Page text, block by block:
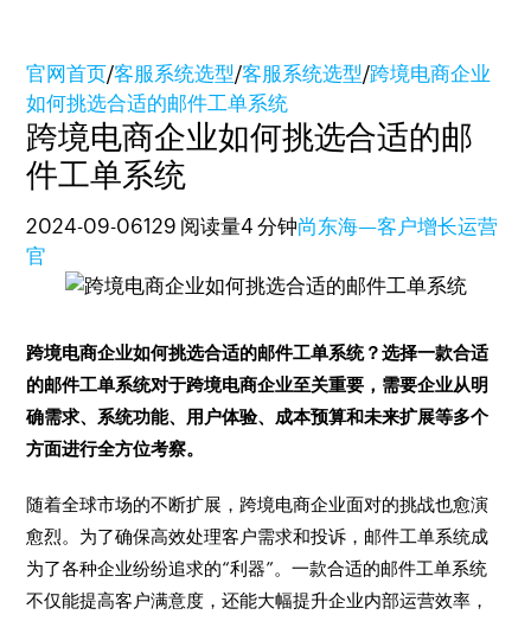
官网首页/客服系统选型/客服系统选型/跨境电商企业
如何挑选合适的邮件工单系统
跨境电商企业如何挑选合适的邮
件工单系统
2024-09-06129 阅读量4 分钟尚东海—客户增长运营
官
跨境电商企业如何挑选合适的邮件工单系统？选择一款合适
的邮件工单系统对于跨境电商企业至关重要，需要企业从明
确需求、系统功能、用户体验、成本预算和未来扩展等多个
方面进行全方位考察。
随着全球市场的不断扩展，跨境电商企业面对的挑战也愈演
愈烈。为了确保高效处理客户需求和投诉，邮件工单系统成
为了各种企业纷纷追求的“利器”。一款合适的邮件工单系统
不仅能提高客户满意度，还能大幅提升企业内部运营效率，